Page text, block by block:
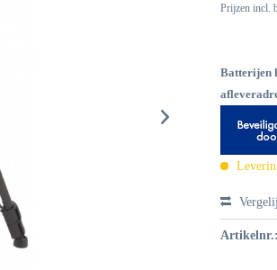
Prijzen incl.
Batterijen
Artikelnr.: